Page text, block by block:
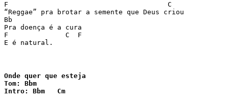
F					C
“Reggae” pra brotar a semente que Deus criou
Bb
Pra doença é a cura
F              C  F
E é natural.
Onde quer que esteja
Tom: Bbm
Intro: Bbm   Cm